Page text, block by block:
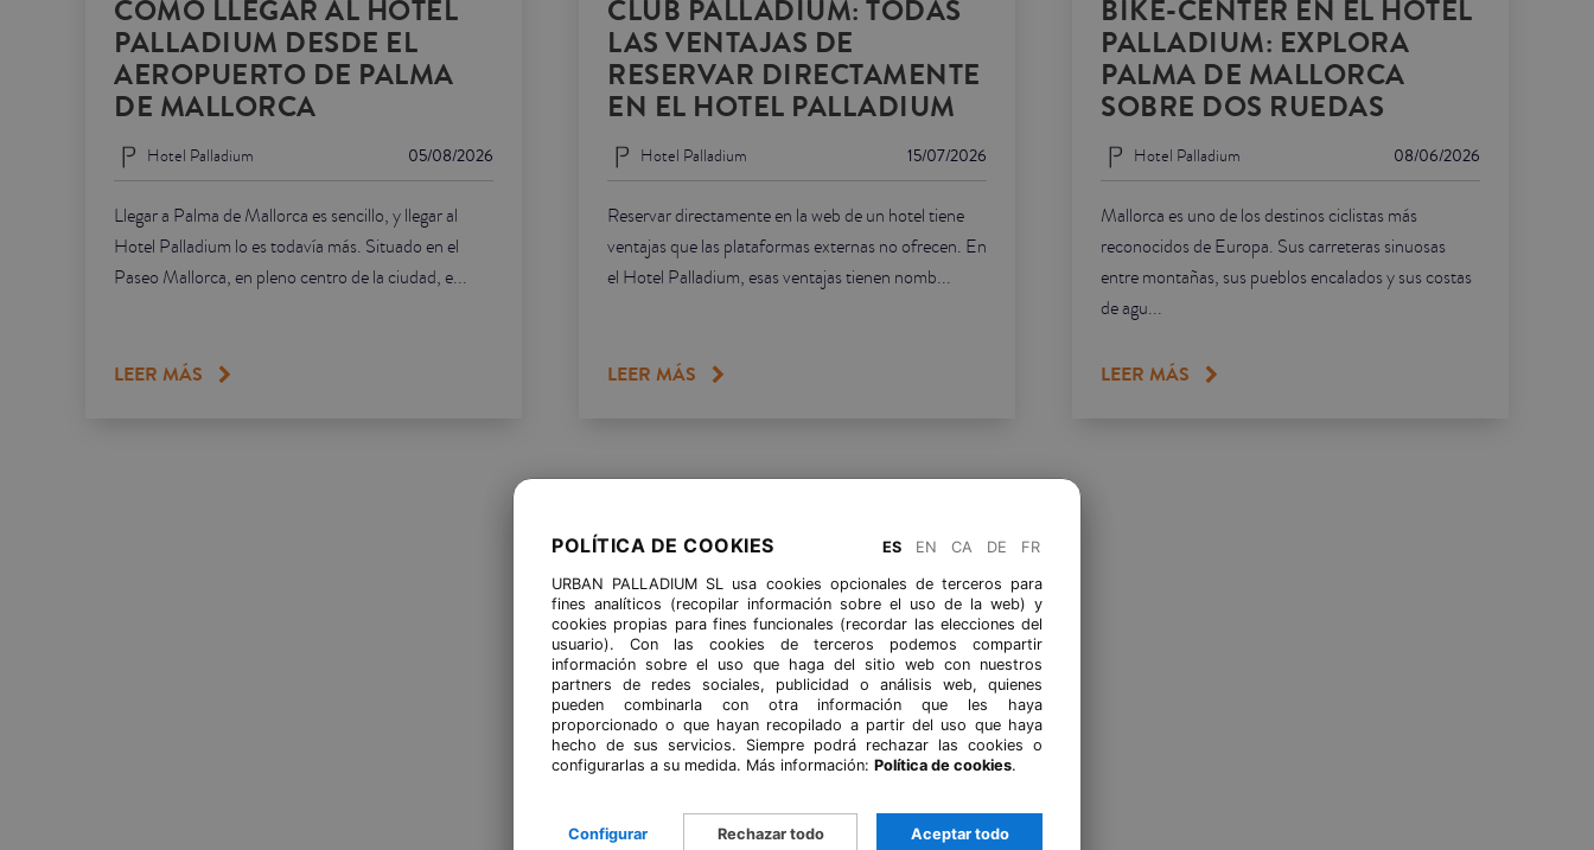
CÓMO LLEGAR AL HOTEL
PALLADIUM DESDE EL
AEROPUERTO DE PALMA
DE MALLORCA
05/08/2026
Hotel Palladium
Llegar a Palma de Mallorca es sencillo, y llegar al
Hotel Palladium lo es todavía más. Situado en el
Paseo Mallorca, en pleno centro de la ciudad, e...
LEER MÁS
CLUB PALLADIUM: TODAS
LAS VENTAJAS DE
RESERVAR DIRECTAMENTE
EN EL HOTEL PALLADIUM
15/07/2026
Hotel Palladium
Reservar directamente en la web de un hotel tiene
ventajas que las plataformas externas no ofrecen. En
el Hotel Palladium, esas ventajas tienen nomb...
LEER MÁS
BIKE-CENTER EN EL HOTEL
PALLADIUM: EXPLORA
PALMA DE MALLORCA
SOBRE DOS RUEDAS
08/06/2026
Hotel Palladium
Mallorca es uno de los destinos ciclistas más
reconocidos de Europa. Sus carreteras sinuosas
entre montañas, sus pueblos encalados y sus costas
de agu...
LEER MÁS
ES EN CA DE FR
POLÍTICA DE COOKIES
URBAN PALLADIUM SL usa cookies opcionales de terceros para
fines analíticos (recopilar información sobre el uso de la web) y
cookies propias para fines funcionales (recordar las elecciones del
usuario). Con las cookies de terceros podemos compartir
información sobre el uso que haga del sitio web con nuestros
partners de redes sociales, publicidad o análisis web, quienes
pueden combinarla con otra información que les haya
proporcionado o que hayan recopilado a partir del uso que haya
hecho de sus servicios. Siempre podrá rechazar las cookies o
configurarlas a su medida. Más información: Política de cookies.
Configurar Rechazar todo Aceptar todo